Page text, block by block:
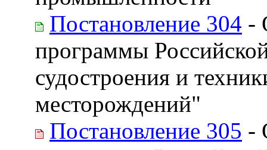
Постановление 304 -
программы
судостроения и
месторождений"
Постановление 305 -